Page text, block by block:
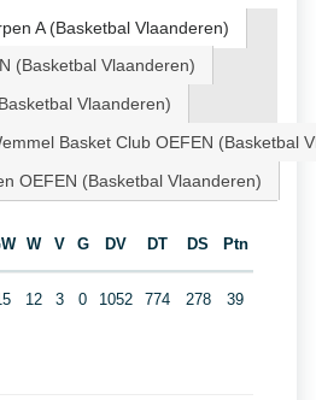
A (Basketbal Vlaanderen)
(Basketbal Vlaanderen)
Vlaanderen)
Basket Club OEFEN (Basketbal
OEFEN (Basketbal Vlaanderen)
W V G DV DT DS Ptn
12 3 0 1052 774 278 39